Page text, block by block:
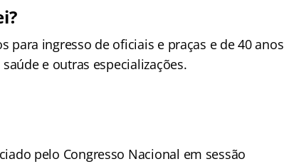
para ingresso de oficiais e praças e de 40 anos
e outras especializações.
pelo Congresso Nacional em sessão